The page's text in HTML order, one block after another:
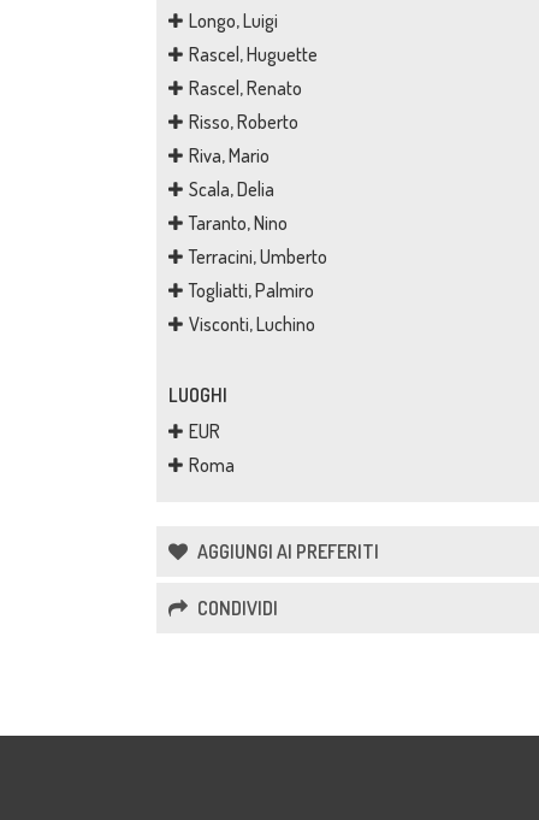
Longo, Luigi
Rascel, Huguette
Rascel, Renato
Risso, Roberto
Riva, Mario
Scala, Delia
Taranto, Nino
Terracini, Umberto
Togliatti, Palmiro
Visconti, Luchino
LUOGHI
EUR
Roma
AGGIUNGI AI PREFERITI
CONDIVIDI